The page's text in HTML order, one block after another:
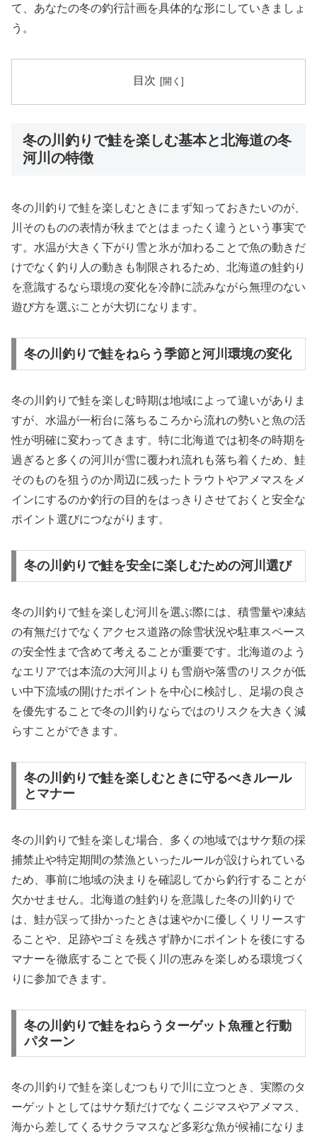
て、あなたの冬の釣行計画を具体的な形にしていきましょ
う。
目次
冬の川釣りで鮭を楽しむ基本と北海道の冬
河川の特徴
冬の川釣りで鮭を楽しむときにまず知っておきたいのが、
川そのものの表情が秋までとはまったく違うという事実で
す。水温が大きく下がり雪と氷が加わることで魚の動きだ
けでなく釣り人の動きも制限されるため、北海道の鮭釣り
を意識するなら環境の変化を冷静に読みながら無理のない
遊び方を選ぶことが大切になります。
冬の川釣りで鮭をねらう季節と河川環境の変化
冬の川釣りで鮭を楽しむ時期は地域によって違いがありま
すが、水温が一桁台に落ちるころから流れの勢いと魚の活
性が明確に変わってきます。特に北海道では初冬の時期を
過ぎると多くの河川が雪に覆われ流れも落ち着くため、鮭
そのものを狙うのか周辺に残ったトラウトやアメマスをメ
インにするのか釣行の目的をはっきりさせておくと安全な
ポイント選びにつながります。
冬の川釣りで鮭を安全に楽しむための河川選び
冬の川釣りで鮭を楽しむ河川を選ぶ際には、積雪量や凍結
の有無だけでなくアクセス道路の除雪状況や駐車スペース
の安全性まで含めて考えることが重要です。北海道のよう
なエリアでは本流の大河川よりも雪崩や落雪のリスクが低
い中下流域の開けたポイントを中心に検討し、足場の良さ
を優先することで冬の川釣りならではのリスクを大きく減
らすことができます。
冬の川釣りで鮭を楽しむときに守るべきルール
とマナー
冬の川釣りで鮭を楽しむ場合、多くの地域ではサケ類の採
捕禁止や特定期間の禁漁といったルールが設けられている
ため、事前に地域の決まりを確認してから釣行することが
欠かせません。北海道の鮭釣りを意識した冬の川釣りで
は、鮭が誤って掛かったときは速やかに優しくリリースす
ることや、足跡やゴミを残さず静かにポイントを後にする
マナーを徹底することで長く川の恵みを楽しめる環境づく
りに参加できます。
冬の川釣りで鮭をねらうターゲット魚種と行動
パターン
冬の川釣りで鮭を楽しむつもりで川に立つとき、実際のタ
ーゲットとしてはサケ類だけでなくニジマスやアメマス、
海から差してくるサクラマスなど多彩な魚が候補になりま